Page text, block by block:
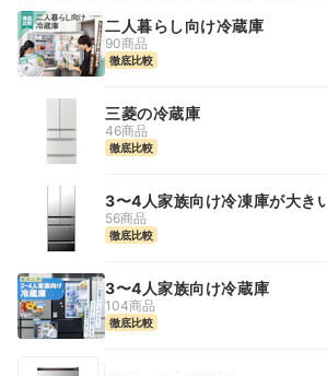
二人暮らし向け冷蔵庫
90商品
徹底比較
三菱の冷蔵庫
46商品
徹底比較
3〜4人家族向け冷凍庫が大き
56商品
徹底比較
3〜4人家族向け冷蔵庫
104商品
徹底比較